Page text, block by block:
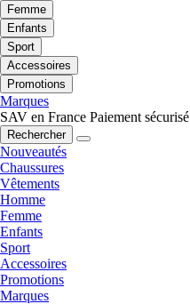
Femme
Enfants
Sport
Accessoires
Promotions
Marques
SAV en France Paiement sécurisé
Rechercher
Nouveautés
Chaussures
Vêtements
Homme
Femme
Enfants
Sport
Accessoires
Promotions
Marques